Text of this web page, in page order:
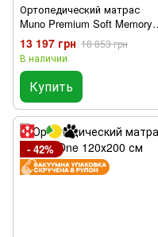
Ортопедический матрас
Muno Premium Soft Memory
120х200 см
13 197 грн 18 853 грн
В наличии
Купить
- 42%